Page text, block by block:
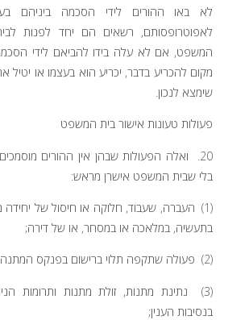
לא באו ההורים לידי הסכמה ביניהם
לאפוטרופסותם, רשאים הם יחד לפנות
המשפט, אם לא עלה בידו להביאם לידי
מקום להכריע בדבר, יכריע הוא בעצמו או
שימצא לנכון.
פעולות טעונות אישור בית המשפט
20. ואלה הפעולות שבהן אין ההורים
בלי שבית המשפט אישרן מראש:
(1) העברה, שעבוד, חלוקה או חיסול של
בתעשיה, במלאכה או במסחר, או של דירה;
(2) פעולה שתקפה תלוי ברישום בפנקס המתנהל על פי חוק;
(3) נתינת מתנות, זולת מתנות ותרומות
בנסיבות הענין;